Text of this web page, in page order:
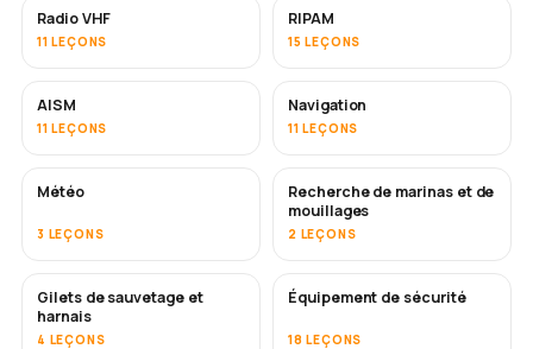
Radio VHF
11 LEÇONS
RIPAM
15 LEÇONS
AISM
11 LEÇONS
Navigation
11 LEÇONS
Météo
3 LEÇONS
Recherche de marinas et de
mouillages
2 LEÇONS
Gilets de sauvetage et
harnais
4 LEÇONS
Équipement de sécurité
18 LEÇONS